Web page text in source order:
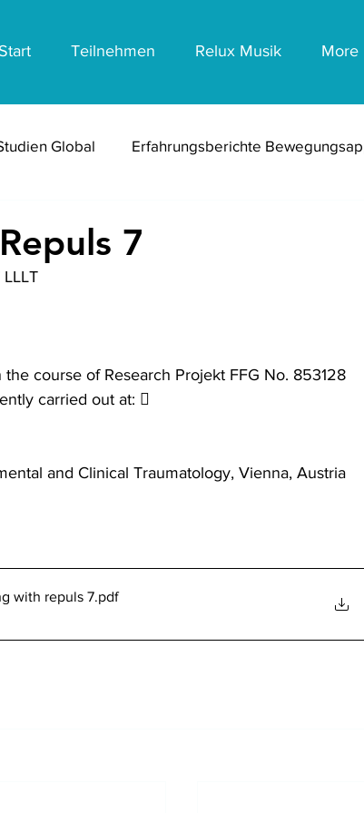
Teilnehmen Relux Musik More
Global Erfahrungsberichte
7
carried out at: 
and Clinical Traumatology, Vienna, Austria
with repuls 7.pdf